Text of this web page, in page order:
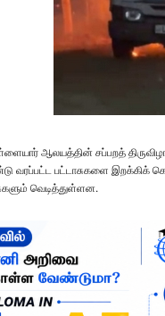
ஆலயத்தின் சப்பறத்
பட்டாசுகளை இறக்கிக்
வெடித்துள்ளன.